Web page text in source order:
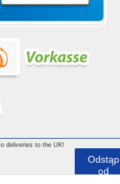
deliveries to the UK!
Odstąp
od